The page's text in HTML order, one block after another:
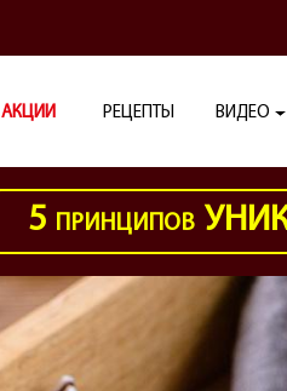
АКЦИИ РЕЦЕПТЫ ВИДЕО
5 ПРИНЦИПОВ